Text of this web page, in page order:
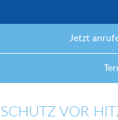
Jetzt
SCHUTZ VOR